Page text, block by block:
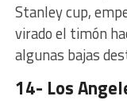
Stanley cup,
virado el timón
algunas bajas
14- Los